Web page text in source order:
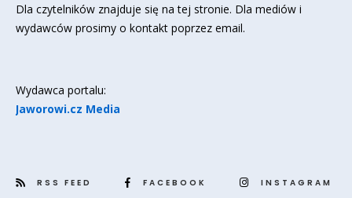
Dla czytelników znajduje się na tej stronie. Dla mediów i
wydawców prosimy o kontakt poprzez email.
Wydawca portalu:
Jaworowi.cz Media
RSS FEED FACEBOOK INSTAGRAM